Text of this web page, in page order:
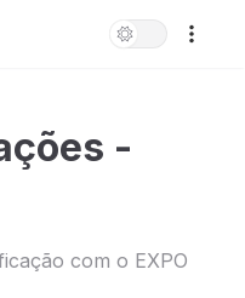
-
com o EXPO